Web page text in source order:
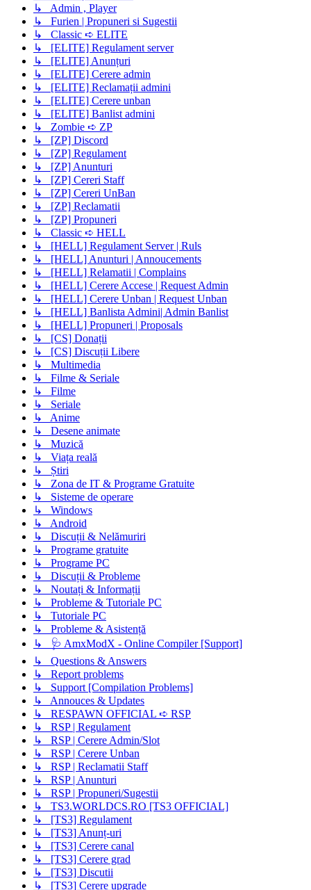
↳ Admin , Player
↳ Furien | Propuneri si Sugestii
↳ Classic ➪ ELITE
↳ [ELITE] Regulament server
↳ [ELITE] Anunțuri
↳ [ELITE] Cerere admin
↳ [ELITE] Reclamații admini
↳ [ELITE] Cerere unban
↳ [ELITE] Banlist admini
↳ Zombie ➪ ZP
↳ [ZP] Discord
↳ [ZP] Regulament
↳ [ZP] Anunturi
↳ [ZP] Cereri Staff
↳ [ZP] Cereri UnBan
↳ [ZP] Reclamatii
↳ [ZP] Propuneri
↳ Classic ➪ HELL
↳ [HELL] Regulament Server | Ruls
↳ [HELL] Anunturi | Annoucements
↳ [HELL] Relamatii | Complains
↳ [HELL] Cerere Accese | Request Admin
↳ [HELL] Cerere Unban | Request Unban
↳ [HELL] Banlista Admini| Admin Banlist
↳ [HELL] Propuneri | Proposals
↳ [CS] Donații
↳ [CS] Discuții Libere
↳ Multimedia
↳ Filme & Seriale
↳ Filme
↳ Seriale
↳ Anime
↳ Desene animate
↳ Muzică
↳ Viața reală
↳ Știri
↳ Zona de IT & Programe Gratuite
↳ Sisteme de operare
↳ Windows
↳ Android
↳ Discuții & Nelămuriri
↳ Programe gratuite
↳ Programe PC
↳ Discuții & Probleme
↳ Noutați & Informații
↳ Probleme & Tutoriale PC
↳ Tutoriale PC
↳ Probleme & Asistență
↳ 🩺 AmxModX - Online Compiler [Support]
↳ Questions & Answers
↳ Report problems
↳ Support [Compilation Problems]
↳ Annouces & Updates
↳ RESPAWN OFFICIAL ➪ RSP
↳ RSP | Regulament
↳ RSP | Cerere Admin/Slot
↳ RSP | Cerere Unban
↳ RSP | Reclamatii Staff
↳ RSP | Anunturi
↳ RSP | Propuneri/Sugestii
↳ TS3.WORLDCS.RO [TS3 OFFICIAL]
↳ [TS3] Regulament
↳ [TS3] Anunț-uri
↳ [TS3] Cerere canal
↳ [TS3] Cerere grad
↳ [TS3] Discutii
↳ [TS3] Cerere upgrade